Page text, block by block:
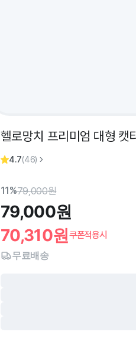
헬로망치 프리미엄 대형
4.7(46)
11%79,000원
79,000원
70,310원쿠폰적용시
무료배송